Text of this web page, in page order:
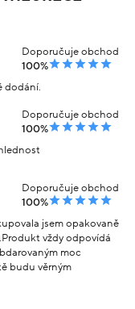
Doporučuje obchod
100%
dodání.
Doporučuje obchod
100%
Doporučuje obchod
100%
jsem opakovaně
vždy odpovídá
moc
budu věrným